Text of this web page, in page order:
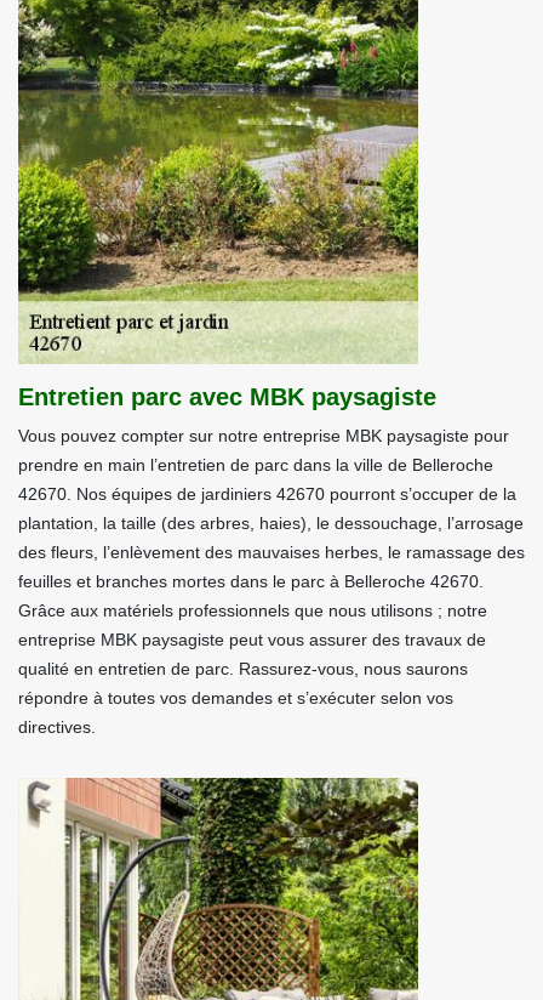
Entretien parc avec MBK paysagiste
Vous pouvez compter sur notre entreprise MBK paysagiste pour
prendre en main l’entretien de parc dans la ville de Belleroche
42670. Nos équipes de jardiniers 42670 pourront s’occuper de la
plantation, la taille (des arbres, haies), le dessouchage, l’arrosage
des fleurs, l’enlèvement des mauvaises herbes, le ramassage des
feuilles et branches mortes dans le parc à Belleroche 42670.
Grâce aux matériels professionnels que nous utilisons ; notre
entreprise MBK paysagiste peut vous assurer des travaux de
qualité en entretien de parc. Rassurez-vous, nous saurons
répondre à toutes vos demandes et s’exécuter selon vos
directives.